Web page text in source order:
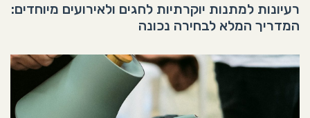
רעיונות למתנות יוקרתיות לחגים ולאירועים מיוחדים:
המדריך המלא לבחירה נכונה